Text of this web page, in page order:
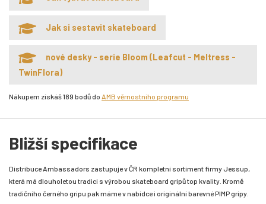
Jak si sestavit skateboard
nové desky - serie Bloom (Leafcut - Meltress -
TwinFlora)
Nákupem získáš 189 bodů do AMB věrnostního programu
Bližší specifikace
Distribuce Ambassadors zastupuje v ČR kompletní sortiment firmy Jessup,
která má dlouholetou tradici s výrobou skateboard gripů top kvality. Kromě
tradičního černého gripu pak máme v nabídce i originální barevné PIMP gripy.